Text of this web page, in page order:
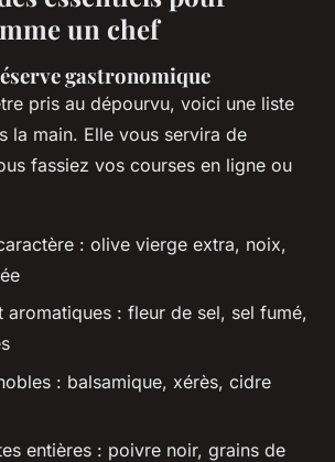
un chef
gastronomique
pris au dépourvu, voici une liste
la main. Elle vous servira de
fassiez vos courses en ligne ou
: olive vierge extra, noix,
aromatiques : fleur de sel, sel fumé,
: balsamique, xérès, cidre
entières : poivre noir, grains de